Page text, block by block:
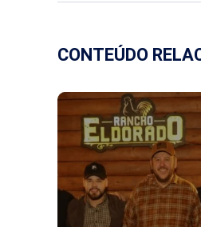
CONTEÚDO